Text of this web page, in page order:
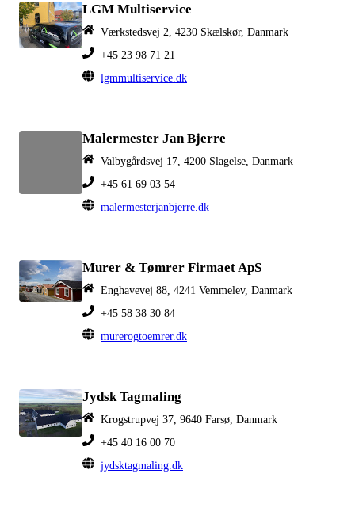
LGM Multiservice
Værkstedsvej 2, 4230 Skælskør, Danmark
+45 23 98 71 21
lgmmultiservice.dk
Malermester Jan Bjerre
Valbygårdsvej 17, 4200 Slagelse, Danmark
+45 61 69 03 54
malermesterjanbjerre.dk
Murer & Tømrer Firmaet ApS
Enghavevej 88, 4241 Vemmelev, Danmark
+45 58 38 30 84
murerogtoemrer.dk
Jydsk Tagmaling
Krogstrupvej 37, 9640 Farsø, Danmark
+45 40 16 00 70
jydsktagmaling.dk